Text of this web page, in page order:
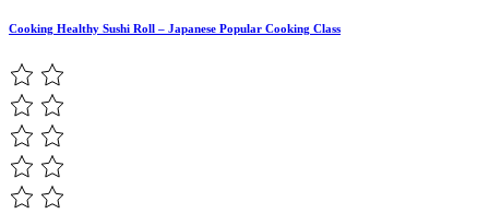
Cooking Healthy Sushi Roll – Japanese Popular Cooking Class